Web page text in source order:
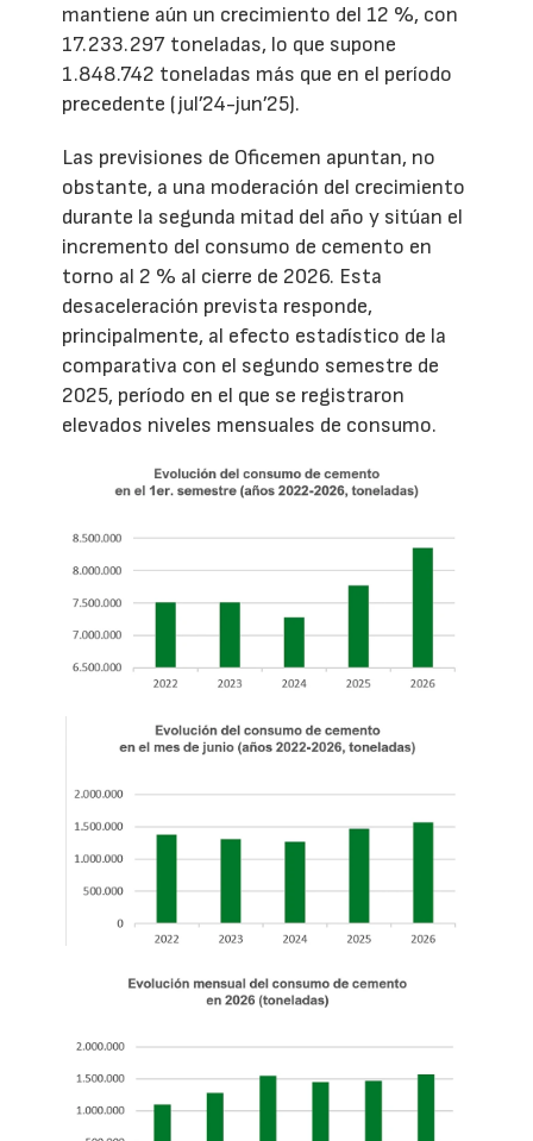
mantiene aún un crecimiento del 12 %, con
17.233.297 toneladas, lo que supone
1.848.742 toneladas más que en el período
precedente (jul’24-jun’25).
Las previsiones de Oficemen apuntan, no
obstante, a una moderación del crecimiento
durante la segunda mitad del año y sitúan el
incremento del consumo de cemento en
torno al 2 % al cierre de 2026. Esta
desaceleración prevista responde,
principalmente, al efecto estadístico de la
comparativa con el segundo semestre de
2025, período en el que se registraron
elevados niveles mensuales de consumo.